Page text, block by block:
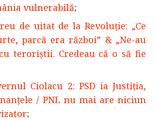
vulnerabilă;
de uitat de la Revoluție: „Ce
parcă era război” & „Ne-au
teroriștii. Credeau că o să fie
Ciolacu 2: PSD ia Justiția,
/ PNL nu mai are niciun
;